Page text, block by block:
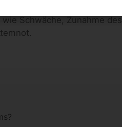
Zwischenwirte des
Schwäche, Zunahme des